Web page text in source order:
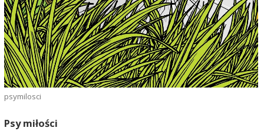
psymilosci
Psy miłości